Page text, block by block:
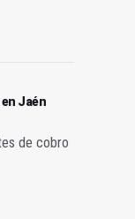
Jaén
de cobro